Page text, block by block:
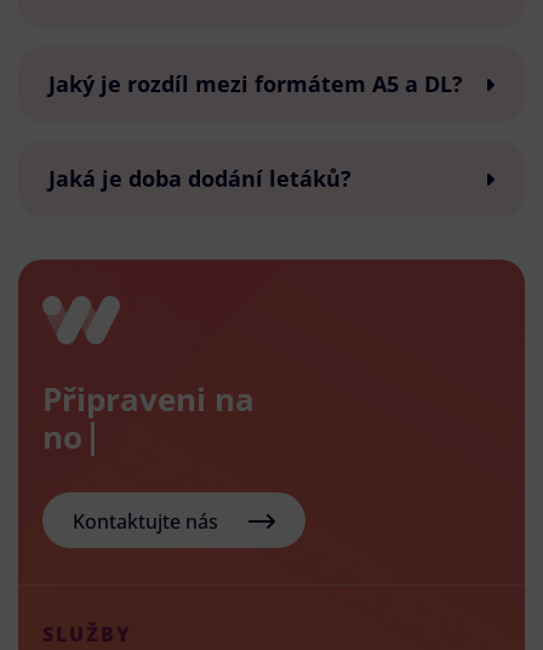
Jaký je rozdíl mezi formátem A5 a DL?
Jaká je doba dodání letáků?
Připraveni na
nový e-
Kontaktujte nás
SLUŽBY